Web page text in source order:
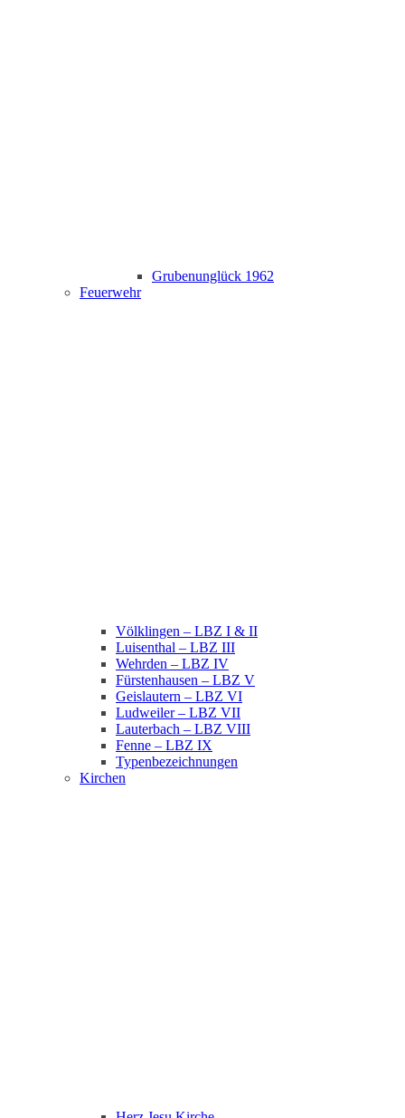
Grubenunglück 1962
Feuerwehr
Völklingen – LBZ I & II
Luisenthal – LBZ III
Wehrden – LBZ IV
Fürstenhausen – LBZ V
Geislautern – LBZ VI
Ludweiler – LBZ VII
Lauterbach – LBZ VIII
Fenne – LBZ IX
Typenbezeichnungen
Kirchen